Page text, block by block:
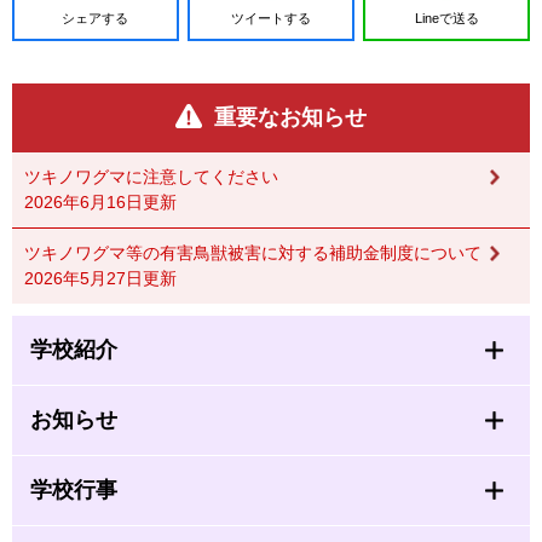
シェアする ツイートする Lineで送る
重要なお知らせ
ツキノワグマに注意してください
2026年6月16日更新
ツキノワグマ等の有害鳥獣被害に対する補助金制度について
2026年5月27日更新
学校紹介
お知らせ
学校行事